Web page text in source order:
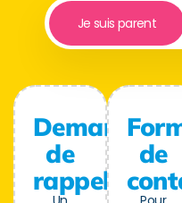
Je suis parent
Demande
de
rappel
de